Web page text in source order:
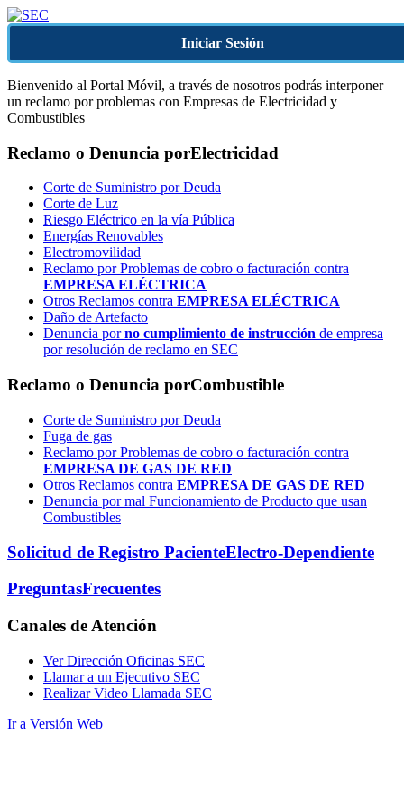
Iniciar Sesión
Bienvenido al Portal Móvil, a través de nosotros podrás interponer
un reclamo por problemas con Empresas de Electricidad y
Combustibles
Reclamo o Denuncia porElectricidad
Corte de Suministro por Deuda
Corte de Luz
Riesgo Eléctrico en la vía Pública
Energías Renovables
Electromovilidad
Reclamo por Problemas de cobro o facturación contra
EMPRESA ELÉCTRICA
Otros Reclamos contra EMPRESA ELÉCTRICA
Daño de Artefacto
Denuncia porno cumplimiento de instrucción de empresa
por resolución de reclamo en SEC
Reclamo o Denuncia porCombustible
Corte de Suministro por Deuda
Fuga de gas
Reclamo por Problemas de cobro o facturación contra
EMPRESA DE GAS DE RED
Otros Reclamos contra EMPRESA DE GAS DE RED
Denuncia por mal Funcionamiento de Producto que usan
Combustibles
Solicitud de Registro PacienteElectro-Dependiente
PreguntasFrecuentes
Canales de Atención
Ver Dirección Oficinas SEC
Llamar a un Ejecutivo SEC
Realizar Video Llamada SEC
Ir a Versión Web